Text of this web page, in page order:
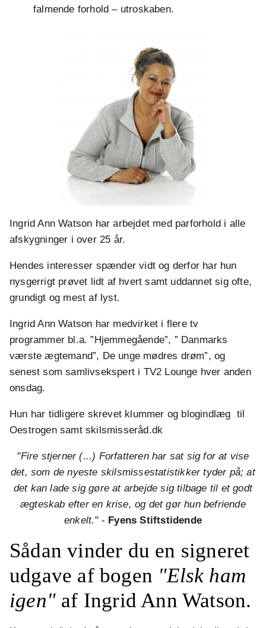
falmende forhold – utroskaben.
Ingrid Ann Watson har arbejdet med parforhold i alle
afskygninger i over 25 år.
Hendes interesser spænder vidt og derfor har hun
nysgerrigt prøvet lidt af hvert samt uddannet sig ofte,
grundigt og mest af lyst.
Ingrid Ann Watson har medvirket i flere tv
programmer bl.a. ”Hjemmegående”, ” Danmarks
værste ægtemand”, De unge mødres drøm”, og
senest som samlivsekspert i TV2 Lounge hver anden
onsdag.
Hun har tidligere skrevet klummer og blogindlæg til
Oestrogen samt skilsmisseråd.dk
"Fire stjerner (...) Forfatteren har sat sig for at vise
det, som de nyeste skilsmissestatistikker tyder på; at
det kan lade sig gøre at arbejde sig tilbage til et godt
ægteskab efter en krise, og det gør hun befriende
enkelt."- Fyens Stiftstidende
Sådan vinder du en signeret
udgave af bogen "Elsk ham
igen" af Ingrid Ann Watson.